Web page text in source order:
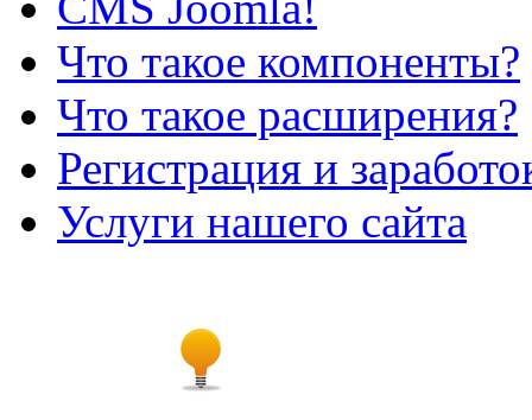
Что такое компоненты?
Что такое расширения?
Регистрация и
Услуги нашего сайта